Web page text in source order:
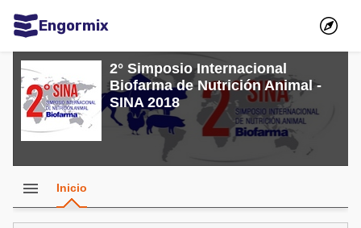
Engormix
Comunidades en español
Agricultura
Balanceados - Piensos
Lechería
2° Simposio Internacional
Biofarma de Nutrición Animal -
SINA 2018
menu Inicio